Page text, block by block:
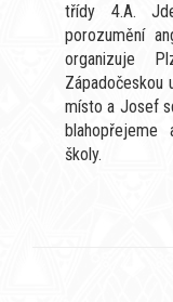
třídy 4.A.
porozumění
organizuje
Západočeskou
místo a Josef
školy.